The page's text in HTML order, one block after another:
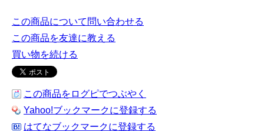
この商品について問い合わせる
この商品を友達に教える
買い物を続ける
この商品をログピでつぶやく
Yahoo!ブックマークに登録する
はてなブックマークに登録する